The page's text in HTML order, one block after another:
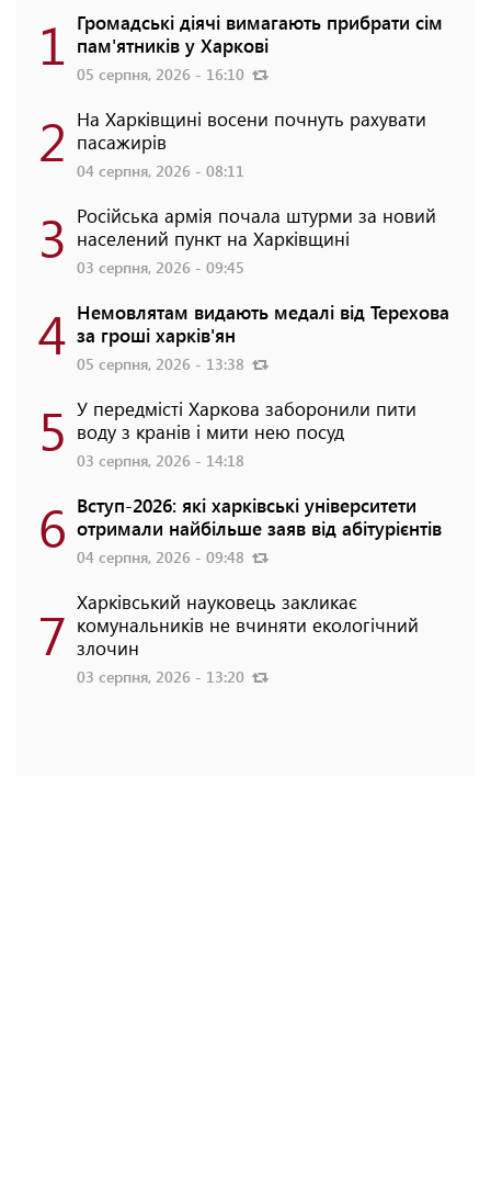
1 Громадські діячі вимагають прибрати сім
пам'ятників у Харкові
05 серпня, 2026 - 16:10
2 На Харківщині восени почнуть рахувати
пасажирів
04 серпня, 2026 - 08:11
3 Російська армія почала штурми за новий
населений пункт на Харківщині
03 серпня, 2026 - 09:45
4 Немовлятам видають медалі від Терехова
за гроші харків'ян
05 серпня, 2026 - 13:38
5 У передмісті Харкова заборонили пити
воду з кранів і мити нею посуд
03 серпня, 2026 - 14:18
6 Вступ-2026: які харківські університети
отримали найбільше заяв від абітурієнтів
04 серпня, 2026 - 09:48
7 Харківський науковець закликає
комунальників не вчиняти екологічний
злочин
03 серпня, 2026 - 13:20